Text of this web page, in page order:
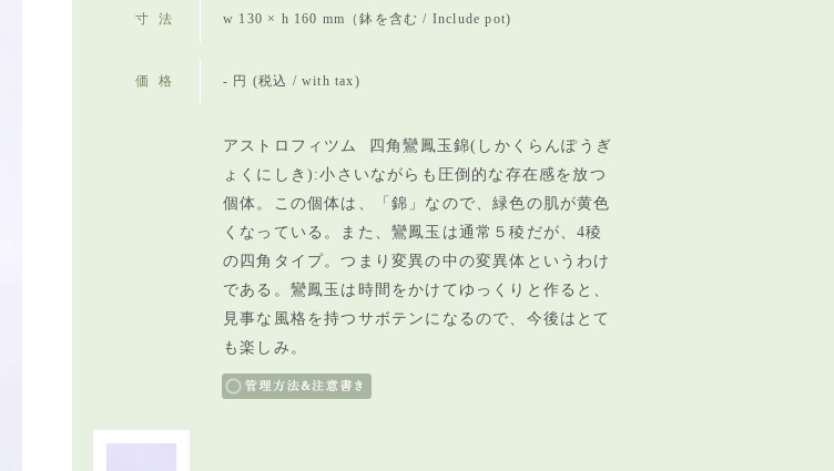
寸法 w 130 × h 160 mm（鉢を含む / Include pot)
価格 - 円 (税込 / with tax)
アストロフィツム 四角鸞鳳玉錦(しかくらんぽうぎ
ょくにしき):小さいながらも圧倒的な存在感を放つ
個体。この個体は、「錦」なので、緑色の肌が黄色
くなっている。また、鸞鳳玉は通常５稜だが、4稜
の四角タイプ。つまり変異の中の変異体というわけ
である。鸞鳳玉は時間をかけてゆっくりと作ると、
見事な風格を持つサボテンになるので、今後はとて
も楽しみ。